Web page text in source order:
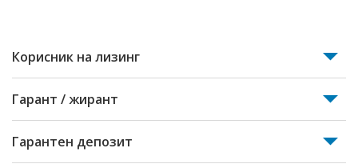
Корисник на лизинг
Гарант / жирант
Гарантен депозит